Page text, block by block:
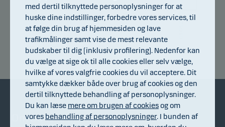
94
06.07.2026 10.07.2026 16.07.2026 22.07.2026 28.07.2026 03.08.2026
Afkastindeks
Om Danske Invest Bliv investor
med dertil tilknyttede personoplysninger for at
huske dine indstillinger, forbedre vores services, til
at følge din brug af hjemmesiden og lave
trafikmålinger samt vise de mest relevante
budskaber til dig (inklusiv profilering). Nedenfor kan
du vælge at sige ok til alle cookies eller selv vælge,
hvilke af vores valgfrie cookies du vil acceptere. Dit
samtykke dækker både over brug af cookies og den
dertil tilknyttede behandling af personoplysninger.
Du kan læse mere om brugen af cookiesog om
vores behandling af personoplysninger. I bunden af